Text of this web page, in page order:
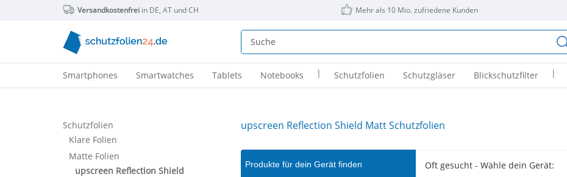
Versandkostenfreiin DE, AT und CH Mehr als 10 Mio. zufriedene Kunden
Smartphones Smartwatches Tablets Notebooks | Schutzfolien Schutzgläser Blickschutzfilter |
Schutzfolien
Klare Folien
Matte Folien
upscreen Reflection Shield
upscreen Reflection Shield Matt Schutzfolien
Produkte für dein Gerät finden Oft gesucht - Wähle dein Gerät: